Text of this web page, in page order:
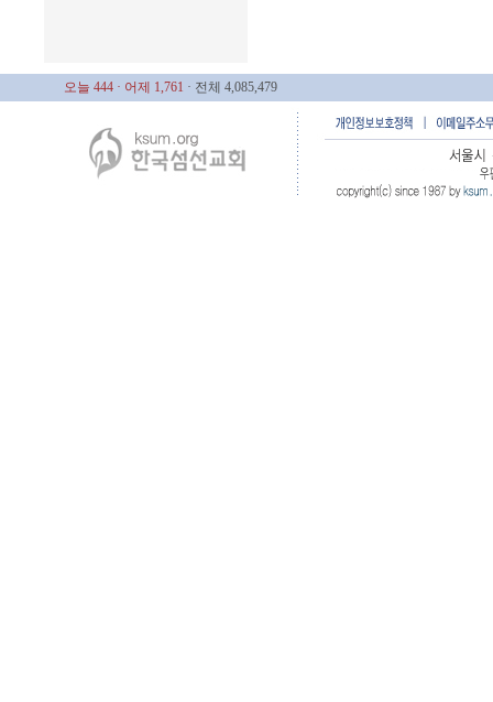
오늘 444 · 어제 1,761 · 전체 4,085,479